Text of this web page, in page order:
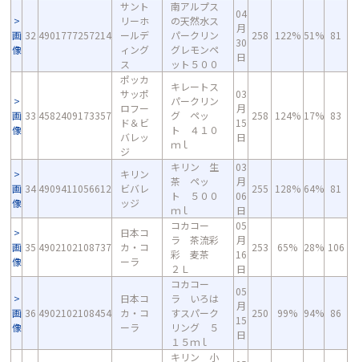
画
像
32 4901777257214
サント
リーホ
ールデ
ィング
ス
南アルプス
の天然水ス
パークリン
グレモンペ
ット５００
04
月
30
日
258 122% 51% 81
画
像
33 4582409173357
ポッカ
サッポ
ロフー
ド＆ビ
バレッ
ジ
キレートス
パークリン
グ ペッ
ト ４１０
ｍｌ
03
月
15
日
258 124% 17% 83
画
像
34 4909411056612
キリン
ビバレ
ッジ
キリン 生
茶 ペッ
ト ５００
ｍｌ
03
月
06
日
255 128% 64% 81
画
像
35 4902102108737
日本コ
カ・コ
ーラ
コカコー
ラ 茶流彩
彩 麦茶
２Ｌ
05
月
16
日
253 65% 28% 106
画
像
36 4902102108454
日本コ
カ・コ
ーラ
コカコー
ラ いろは
すスパーク
リング ５
１５ｍｌ
05
月
15
日
250 99% 94% 86
キリン 小